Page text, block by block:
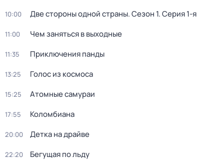
10:00 Две стороны одной страны. Сезон 1. Серия 1-я
11:00 Чем заняться в выходные
11:35 Приключения панды
13:25 Голос из космоса
15:25 Атомные самураи
17:55 Коломбиана
20:00 Детка на драйве
22:20 Бегущая по льду